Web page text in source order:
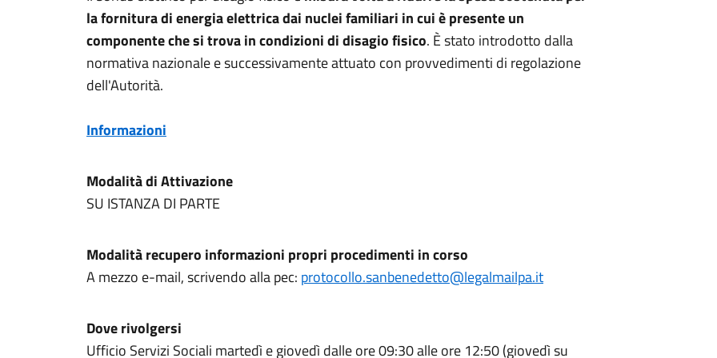
la fornituradi energia elettrica dai nuclei familiari in cui è presente un
componente che si trova incondizioni di disagio fisico. È stato introdotto dalla
normativa nazionale e successivamente attuato con provvedimenti di regolazione
dell'Autorità.
Informazioni
Modalità di Attivazione
SU ISTANZA DI PARTE
Modalità recupero informazioni propri procedimenti in corso
A mezzo e-mail, scrivendo alla pec: protocollo.sanbenedetto@legalmailpa.it
Dove rivolgersi
Ufficio Servizi Sociali martedì e giovedì dalle ore 09:30 alle ore 12:50 (giovedì su